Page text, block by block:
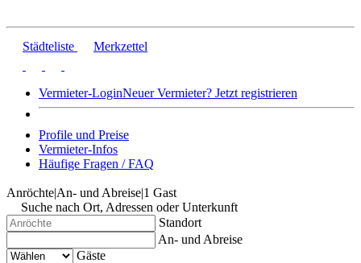
Städteliste Merkzettel
Vermieter-LoginNeuer Vermieter? Jetzt registrieren
Profile und Preise
Vermieter-Infos
Häufige Fragen / FAQ
Anröchte|An- und Abreise|1 Gast
Suche nach Ort, Adressen oder Unterkunft
Standort
An- und Abreise
Gäste